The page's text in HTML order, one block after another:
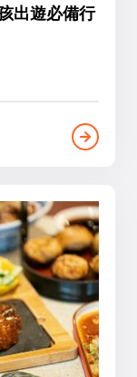
出遊必備行